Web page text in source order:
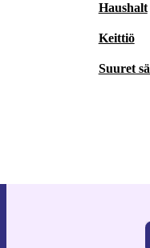
Haushalt
Keittiö
Suuret